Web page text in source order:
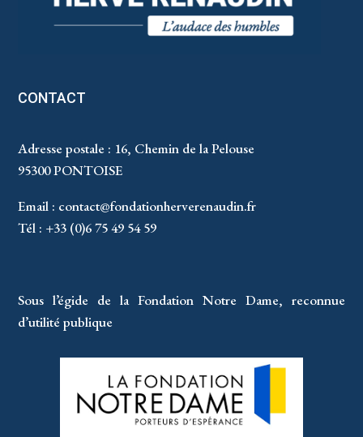
CONTACT
Adresse postale : 16, Chemin de la Pelouse
95300 PONTOISE
Email : contact@fondationherverenaudin.fr
Tél : +33 (0)6 75 49 54 59
Sous l’égide de la Fondation Notre Dame, reconnue
d’utilité publique